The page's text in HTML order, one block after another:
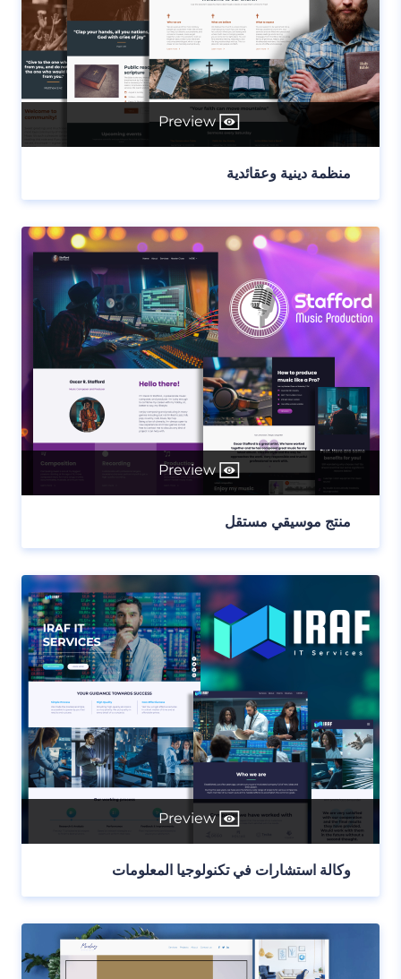
Preview
منظمة دينية وعقائدية
Preview
منتج موسيقي مستقل
Preview
وكالة استشارات في تكنولوجيا المعلومات